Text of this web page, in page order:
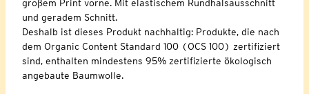
großem Print vorne. Mit elastischem Rundhalsausschnitt
und geradem Schnitt.
Deshalb ist dieses Produkt nachhaltig: Produkte, die nach
dem Organic Content Standard 100 (OCS 100) zertifiziert
sind, enthalten mindestens 95% zertifizierte ökologisch
angebaute Baumwolle.